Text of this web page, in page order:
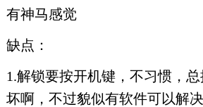
有神马感觉
缺点：
1.解锁要按开机键，不习惯，
坏啊，不过貌似有软件可以解